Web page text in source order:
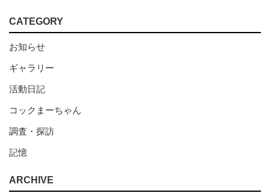
CATEGORY
お知らせ
ギャラリー
活動日記
コックまーちゃん
調査・探訪
記憶
ARCHIVE